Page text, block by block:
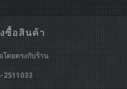
ซื้อสินค้า
ดยตรงกับร้าน
2511033